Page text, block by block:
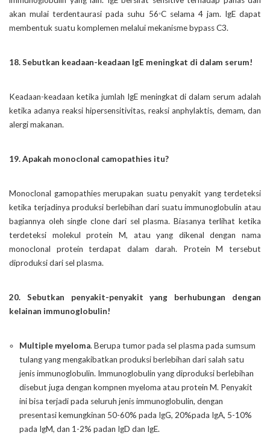
akan mulai terdentaurasi pada suhu 56°C selama 4 jam. IgE dapat
membentuk suatu komplemen melalui mekanisme bypass C3.
18. Sebutkan keadaan-keadaan IgE meningkat di dalam serum!
Keadaan-keadaan ketika jumlah IgE meningkat di dalam serum adalah
ketika adanya reaksi hipersensitivitas, reaksi anphylaktis, demam, dan
alergi makanan.
19. Apakah monoclonal camopathies itu?
Monoclonal gamopathies merupakan suatu penyakit yang terdeteksi
ketika terjadinya produksi berlebihan dari suatu immunoglobulin atau
bagiannya oleh single clone dari sel plasma. Biasanya terlihat ketika
terdeteksi molekul protein M, atau yang dikenal dengan nama
monoclonal protein terdapat dalam darah. Protein M tersebut
diproduksi dari sel plasma.
20. Sebutkan penyakit-penyakit yang berhubungan dengan
kelainan immunoglobulin!
Multiple myeloma. Berupa tumor pada sel plasma pada sumsum
tulang yang mengakibatkan produksi berlebihan dari salah satu
jenis immunoglobulin. Immunoglobulin yang diproduksi berlebihan
disebut juga dengan kompnen myeloma atau protein M. Penyakit
ini bisa terjadi pada seluruh jenis immunoglobulin, dengan
presentasi kemungkinan 50-60% pada IgG, 20%pada IgA, 5-10%
pada IgM, dan 1-2% padan IgD dan IgE.